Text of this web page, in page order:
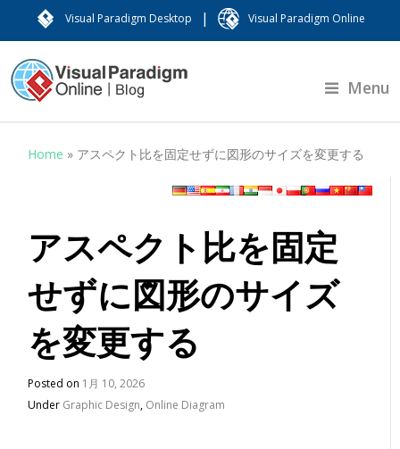
Visual Paradigm Desktop | Visual Paradigm Online
Menu
Home » アスペクト比を固定せずに図形のサイズを変更する
アスペクト比を固定
せずに図形のサイズ
を変更する
Posted on 1月 10, 2026
Under Graphic Design, Online Diagram